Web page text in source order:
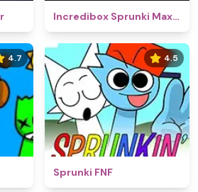
Incredibox Sprunki Max Design Pro
4.7 4.5
Sprunki FNF